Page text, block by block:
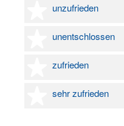
unzufrieden
2 Sterne
unentschlossen
3 Sterne
zufrieden
4 Sterne
sehr zufrieden
5 Sterne